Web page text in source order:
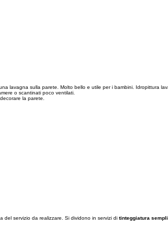
lavagna sulla parete. Molto bello e utile per i bambini. Idropittura
o scantinati poco ventilati.
la parete.
del servizio da realizzare. Si dividono in servizi di tinteggiatura